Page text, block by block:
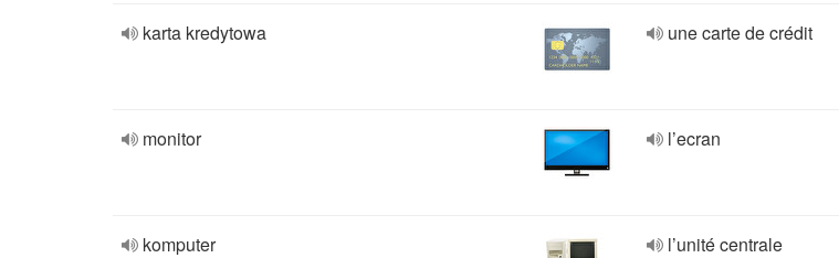
karta kredytowa une carte de crédit
monitor l’ecran
komputer l’unité centrale